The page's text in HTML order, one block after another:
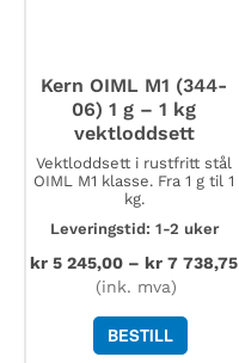
Kern OIML M1 (344-
06) 1 g – 1 kg
vektloddsett
Vektloddsett i rustfritt stål
OIML M1 klasse. Fra 1 g til 1
kg.
Leveringstid: 1-2 uker
kr 5 245,00 – kr 7 738,75
(ink. mva)
BESTILL